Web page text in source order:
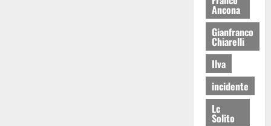
Ancona
Gianfranco
Chiarelli
Ilva
incidente
Lc
Solito